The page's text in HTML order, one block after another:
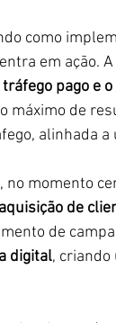
como
entra em ação.
tráfego pago e
máximo de
alinhada
, no momento
de
de
digital, criando